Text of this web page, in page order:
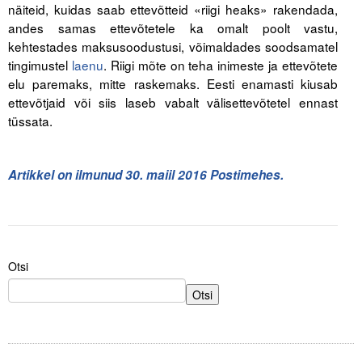
näiteid, kuidas saab ettevõtteid «riigi heaks» rakendada,
andes samas ettevõtetele ka omalt poolt vastu,
kehtestades maksusoodustusi, võimaldades soodsamatel
tingimustel laenu. Riigi mõte on teha inimeste ja ettevõtete
elu paremaks, mitte raskemaks. Eesti enamasti kiusab
ettevõtjaid või siis laseb vabalt välisettevõtetel ennast
tüssata.
Artikkel on ilmunud 30. maiil 2016 Postimehes.
Otsi
Otsi